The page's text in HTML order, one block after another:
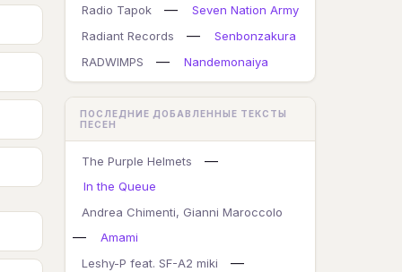
Radio Tapok
—
Seven Nation Army
Radiant Records
—
Senbonzakura
RADWIMPS
— Nandemonaiya
ПОСЛЕДНИЕ ДОБАВЛЕННЫЕ ТЕКСТЫ
ПЕСЕН
The Purple Helmets —
In the Queue
Andrea Chimenti, Gianni Maroccolo
—
Amami
Leshy-P feat. SF-A2 miki
—